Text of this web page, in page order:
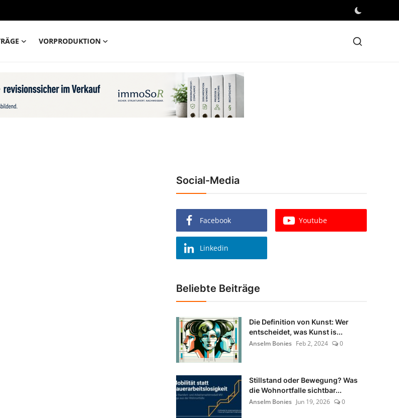
VORPRODUKTION
Social-Media
Facebook Youtube
Linkedin
Beliebte Beiträge
Die Definition von Kunst: Wer
entscheidet, was Kunst is...
Anselm Bonies Feb 2, 2024 0
Stillstand oder Bewegung? Was
die Wohnortfalle sichtbar...
Anselm Bonies Jun 19, 2026 0